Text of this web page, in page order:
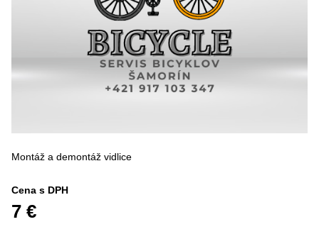
Montáž a demontáž vidlice
Cena s DPH
7 €